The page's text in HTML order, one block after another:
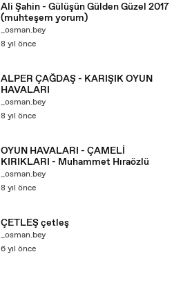
Ali Şahin - Gülüşün Gülden Güzel 2017
(muhteşem yorum)
_osman.bey
8 yıl önce
ALPER ÇAĞDAŞ - KARIŞIK OYUN
HAVALARI
_osman.bey
8 yıl önce
OYUN HAVALARI - ÇAMELİ
KIRIKLARI - Muhammet Hıraözlü
_osman.bey
8 yıl önce
ÇETLEŞ çetleş
_osman.bey
6 yıl önce